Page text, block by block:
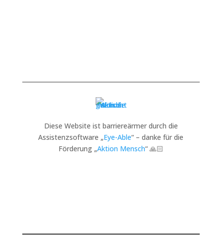
Diese Website ist barriereärmer durch die
Assistenzsoftware „Eye-Able“ – danke für die
Förderung „Aktion Mensch“ 🙏🏻